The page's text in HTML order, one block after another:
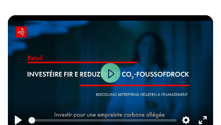
Play